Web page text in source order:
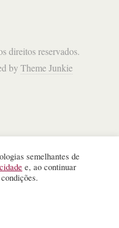
direitos reservados.
by Theme Junkie
semelhantes de
e, ao continuar